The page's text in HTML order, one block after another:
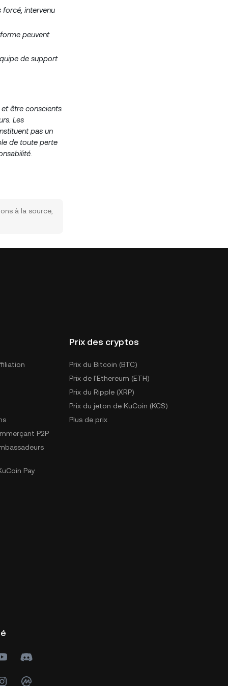
forcé, intervenu
peuvent
de support
et être conscients
Les
pas un
de toute perte
à la source,
P2P
Pay
Prix des cryptos
Prix du Bitcoin (BTC)
Prix de l'Ethereum (ETH)
Prix du Ripple (XRP)
Prix du jeton de KuCoin (KCS)
Plus de prix